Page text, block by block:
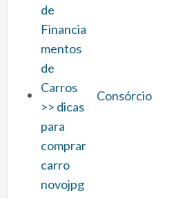
Consórcio